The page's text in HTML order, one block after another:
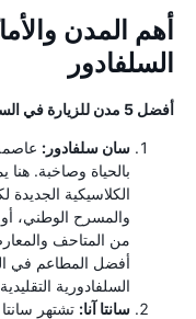
أهم المدن
السلفادور
أفضل 5 مدن للزيارة في السلفادور:
سان سلفادور:
بالحياة وصاخبة.
الكلاسيكية الجديدة
والمسرح الوطني، أو
من المتاحف
أفضل المطاعم في
السلفادورية
سانتا آنا: تشتهر